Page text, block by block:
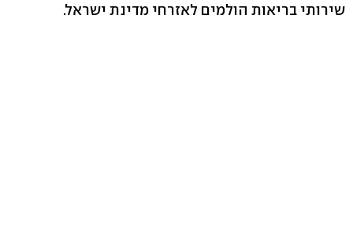
שירותי בריאות הולמים לאזרחי מדינת ישראל.